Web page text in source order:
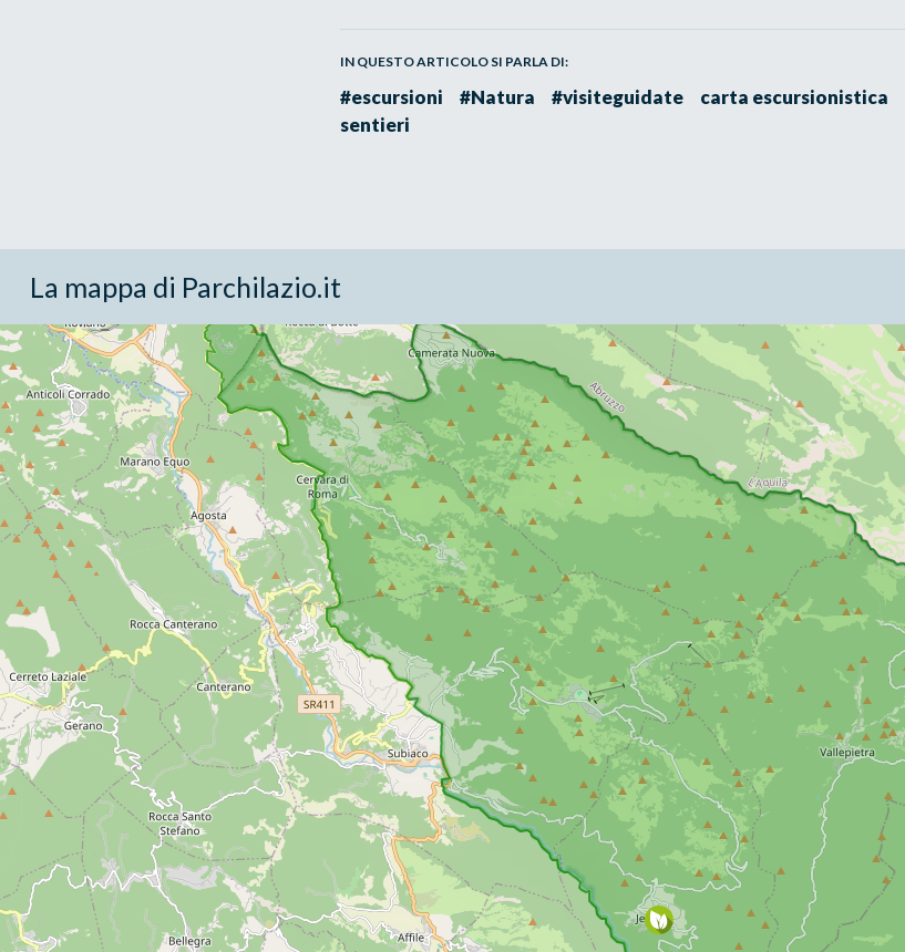
IN QUESTO ARTICOLO SI PARLA DI:
#escursioni #Natura #visiteguidate carta escursionistica
sentieri
La mappa di Parchilazio.it